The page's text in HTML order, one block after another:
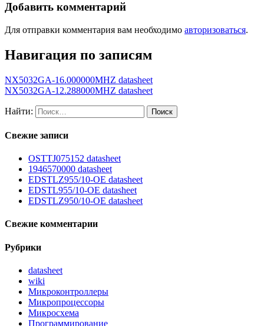
Добавить комментарий
Для отправки комментария вам необходимо авторизоваться.
Навигация по записям
NX5032GA-16.000000MHZ datasheet
NX5032GA-12.288000MHZ datasheet
Найти:
Свежие записи
OSTTJ075152 datasheet
1946570000 datasheet
EDSTLZ955/10-OE datasheet
EDSTL955/10-OE datasheet
EDSTLZ950/10-OE datasheet
Свежие комментарии
Рубрики
datasheet
wiki
Микроконтроллеры
Микропроцессоры
Микросхема
Программирование